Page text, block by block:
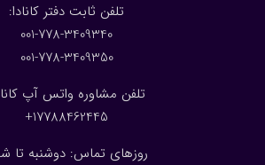
:تلفن ثابت دفتر کانادا
001-778-3409340
001-778-3409350
تلفن مشاوره واتس آپ
17788462445+
روزهای تماس: دوشنبه تا